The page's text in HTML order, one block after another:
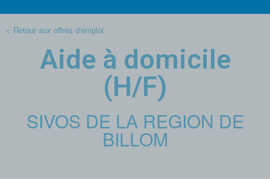
< Retour aux offres d'emploi
Aide à domicile
(H/F)
SIVOS DE LA REGION DE
BILLOM